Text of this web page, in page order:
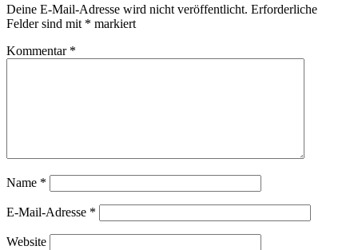
Deine E-Mail-Adresse wird nicht veröffentlicht. Erforderliche
Felder sind mit * markiert
Kommentar *
Name *
E-Mail-Adresse *
Website